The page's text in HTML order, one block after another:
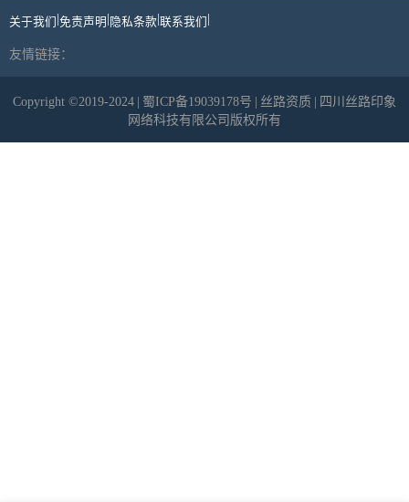
关于我们 免责声明 隐私条款 联系我们
友情链接：
Copyright ©2019-2024 蜀ICP备19039178号 丝路资质
四川丝路印象
网络科技有限公司版权所有